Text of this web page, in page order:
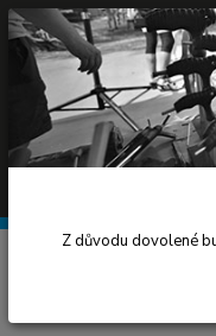
+420 608 030 119
(Po-Pá 9-17h)
Z důvodu dovolené